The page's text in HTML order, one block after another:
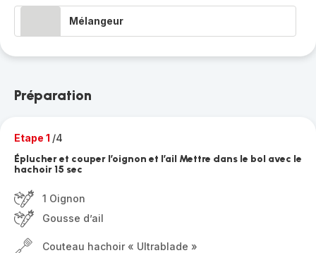
Mélangeur
Préparation
Etape 1 /4
Éplucher et couper l’oignon et l’ail Mettre dans le bol avec le
hachoir 15 sec
1 Oignon
Gousse d’ail
Couteau hachoir « Ultrablade »